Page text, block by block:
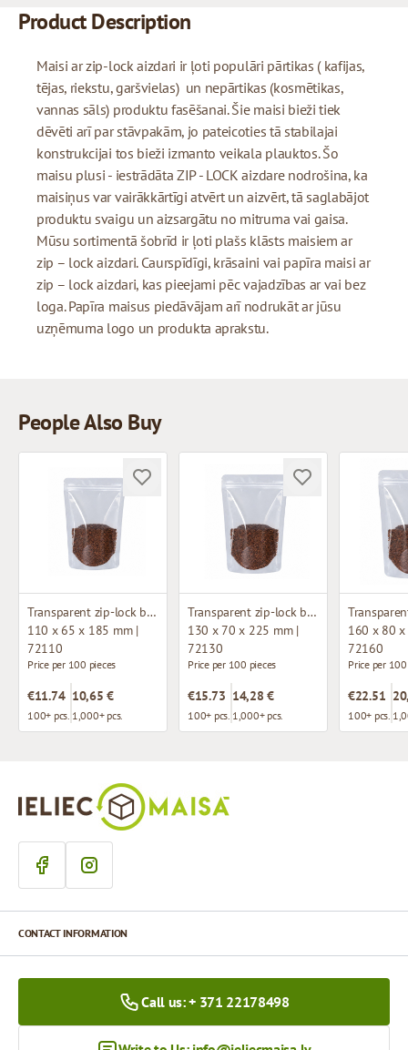
Product Description
Maisi ar zip-lock aizdari ir ļoti populāri pārtikas ( kafijas,
tējas, riekstu, garšvielas) un nepārtikas (kosmētikas,
vannas sāls) produktu fasēšanai. Šie maisi bieži tiek
dēvēti arī par stāvpakām, jo pateicoties tā stabilajai
konstrukcijai tos bieži izmanto veikala plauktos. Šo
maisu plusi - iestrādāta ZIP - LOCK aizdare nodrošina, ka
maisiņus var vairākkārtīgi atvērt un aizvērt, tā saglabājot
produktu svaigu un aizsargātu no mitruma vai gaisa.
Mūsu sortimentā šobrīd ir ļoti plašs klāsts maisiem ar
zip – lock aizdari. Caurspīdīgi, krāsaini vai papīra maisi ar
zip – lock aizdari, kas pieejami pēc vajadzības ar vai bez
loga. Papīra maisus piedāvājam arī nodrukāt ar jūsu
uzņēmuma logo un produkta aprakstu.
People Also Buy
Transparent zip-lock bag
110 x 65 x 185 mm |
72110
Price per 100 pieces
€11.74
100+ pcs.
10,65 €
1,000+ pcs.
Transparent zip-lock bag
130 x 70 x 225 mm |
72130
Price per 100 pieces
€15.73
100+ pcs.
14,28 €
1,000+ pcs.
160 x 80
72160
Price per
€22.51
100+ pcs.
CONTACT INFORMATION
Call us: + 371 22178498